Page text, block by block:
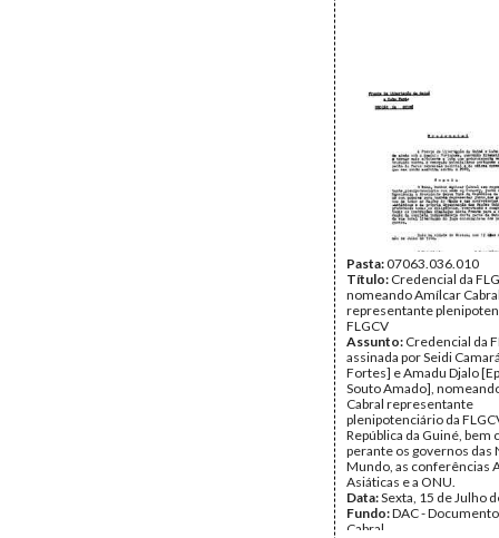
Pasta:07063.036.010
Título: Credencial da
nomeando Amílcar
representante
FLGCV
Assunto: Credencial da
assinada por Seidi
Fortes] e Amadu Djalo
Souto Amado],
Cabral representante
plenipotenciário da
República da Guiné, bem
perante os governos das
Mundo, as conferências
Asiáticas e a ONU.
Data:Sexta, 15 de Julho
Fundo:DAC -
Cabral